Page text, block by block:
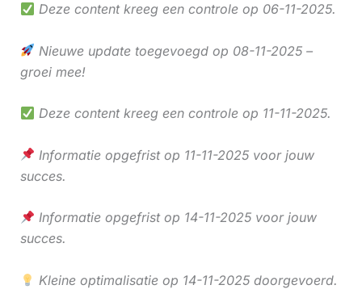
Deze content kreeg een controle op 06-11-2025.
Nieuwe update toegevoegd op 08-11-2025 –
groei mee!
Deze content kreeg een controle op 11-11-2025.
Informatie opgefrist op 11-11-2025 voor jouw
succes.
Informatie opgefrist op 14-11-2025 voor jouw
succes.
Kleine optimalisatie op 14-11-2025 doorgevoerd.